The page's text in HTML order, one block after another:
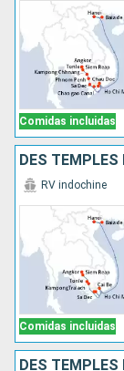
Comidas incluidas
Comidas incluidas
RV indochine